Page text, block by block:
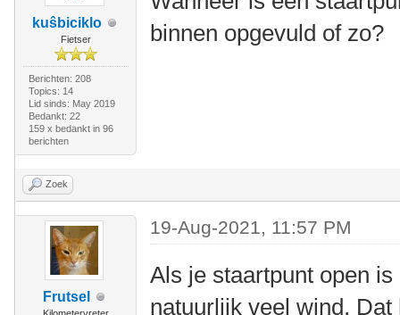
kuŝbiciklo
Fietser
Berichten: 208
Topics: 14
Lid sinds: May 2019
Bedankt: 22
159 x bedankt in 96
berichten
binnen opgevuld of zo?
Zoek
Frutsel
19-Aug-2021, 11:57 PM
Als je staartpunt open
natuurlijk veel wind.